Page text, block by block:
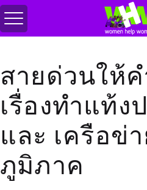
สลับ
เมนู
สายด่วนให้
เรื่องทำแท้ง
และ เครือข่
ภูมิภาค